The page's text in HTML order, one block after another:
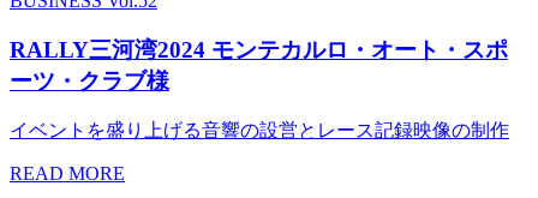
RALLY三河湾2024 モンテカルロ・オート・スポ
ーツ・クラブ様
イベントを盛り上げる音響の設営とレース記録映像の制作
READ MORE